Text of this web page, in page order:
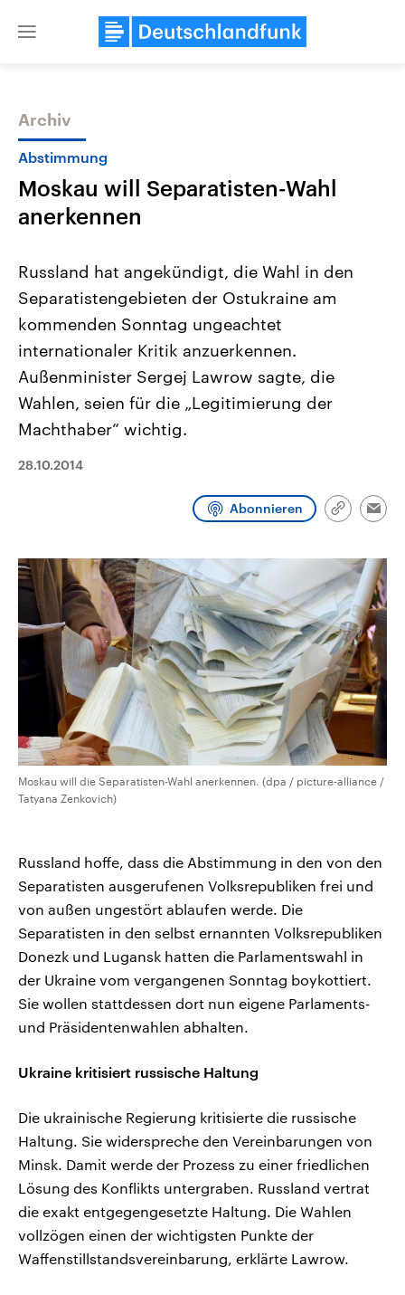
Close
Themen
Landtagswahl Sachsen-Anhalt
2026
Alle Informationen
Sachsen-Anhalt wählt am 6.
September 2026 einen neuen
Landtag. Seit 2021 wird das
Bundesland von einer Koalition aus
Umfragen, Prognosen,
und Hintergründe zu den Parteien
und Kandidaten der anstehenden
USA
Aktuelle Beiträge,
Wirtschaftlich und
gehören die Vereinigten
den mächtigsten Ländern
mit großem Einfluss auf
aktuelle Weltgeschehen.
Sendungen
Archiv
Abstimmung
Moskau will Separatisten-Wahl
anerkennen
Russland hat angekündigt, die Wahl in den
Separatistengebieten der Ostukraine am
kommenden Sonntag ungeachtet
internationaler Kritik anzuerkennen.
Außenminister Sergej Lawrow sagte, die
Wahlen, seien für die „Legitimierung der
Machthaber“ wichtig.
28.10.2014
Abonnieren
Link
Moskau will die Separatisten-Wahl anerkennen. (dpa / picture-alliance /
Tatyana Zenkovich)
Russland hoffe, dass die Abstimmung in den von den
Separatisten ausgerufenen Volksrepubliken frei und
von außen ungestört ablaufen werde. Die
Separatisten in den selbst ernannten Volksrepubliken
Donezk und Lugansk hatten die Parlamentswahl in
der Ukraine vom vergangenen Sonntag boykottiert.
Sie wollen stattdessen dort nun eigene Parlaments-
und Präsidentenwahlen abhalten.
Ukraine kritisiert russische Haltung
Die ukrainische Regierung kritisierte die russische
Haltung. Sie widerspreche den Vereinbarungen von
Minsk. Damit werde der Prozess zu einer friedlichen
Lösung des Konflikts untergraben. Russland vertrat
die exakt entgegengesetzte Haltung. Die Wahlen
vollzögen einen der wichtigsten Punkte der
Waffenstillstandsvereinbarung, erklärte Lawrow.